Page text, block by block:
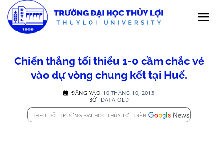
qua
nội
Chiến thắng tối thiểu 1-0 cầm chắc vé
vào dự vòng chung kết tại Huế.
ĐĂNG VÀO 10 THÁNG 10, 2013
BỞI DATA OLD
THEO DÕI TRƯỜNG ĐẠI HỌC THỦY LỢI TRÊN